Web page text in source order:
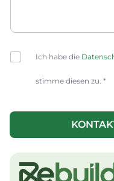
C
h
s
*
Ich habe die
stimme diesen zu. *